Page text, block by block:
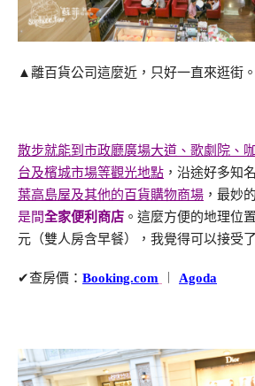
▲離百貨公司這麼近，只好一直來逛街。
散步就能到市政廳廣場大道、歌劇院、
台及檳城市場等觀光地點 ，沿途好多知
葉高島屋及其他的百貨購物商場 ，最妙
是間全家便利商店 。這麼方便的地理位
元（雙人房含早餐），我覺得可以接受了
✔查房價： Booking.com Agoda